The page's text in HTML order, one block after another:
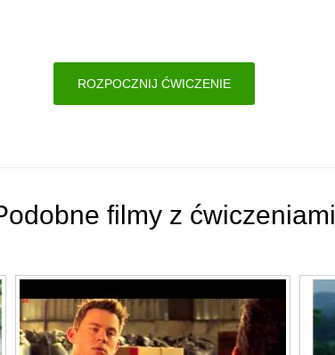
ROZPOCZNIJ ĆWICZENIE
filmy z ćwiczeniami